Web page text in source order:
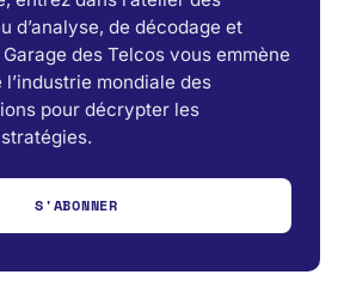
d’analyse, de décodage et
des Telcos vous emmène
mondiale des
pour décrypter les
S'ABONNER